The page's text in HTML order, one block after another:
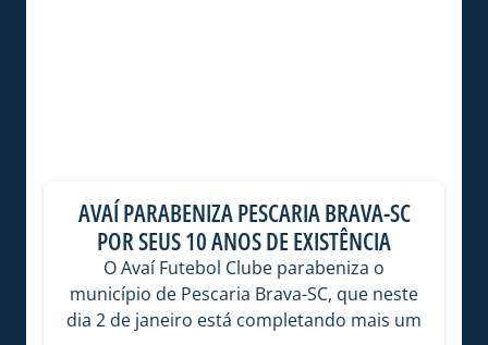
AVAÍ PARABENIZA PESCARIA BRAVA-SC
POR SEUS 10 ANOS DE EXISTÊNCIA
O Avaí Futebol Clube parabeniza o
município de Pescaria Brava-SC, que neste
dia 2 de janeiro está completando mais um